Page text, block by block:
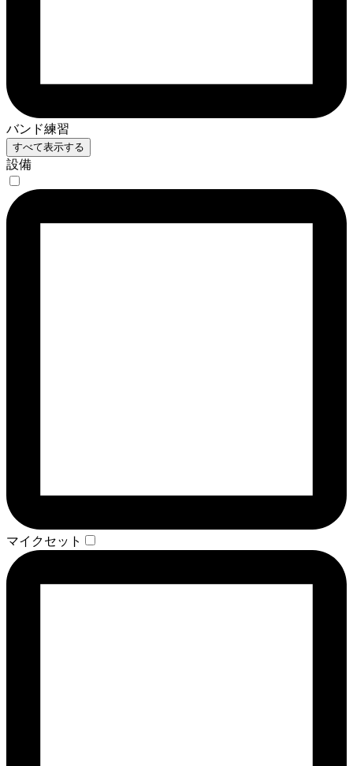
バンド練習
すべて表示する
設備
マイクセット